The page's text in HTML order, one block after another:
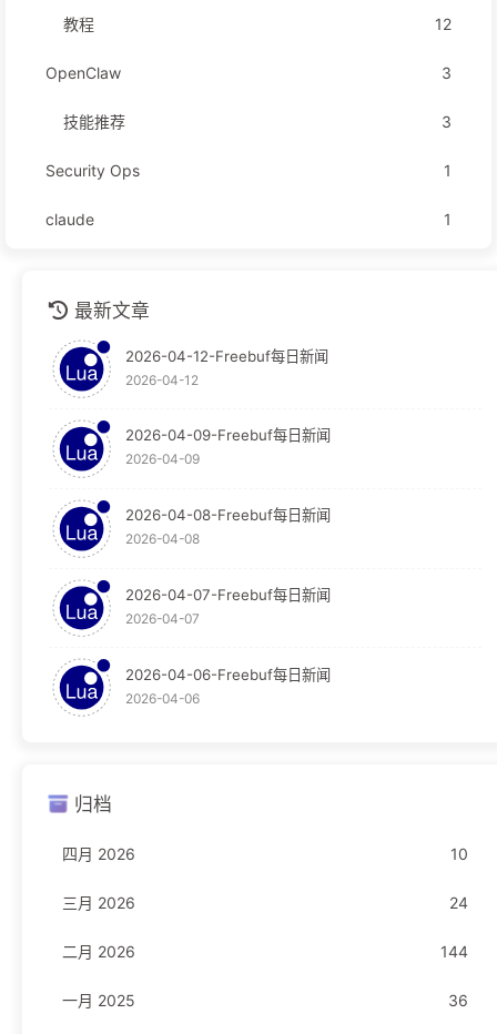
教程 12
OpenClaw 3
技能推荐 3
Security Ops 1
claude 1
安全运营
技术分享
教程
Graylog
Obsidian
OpenResty
WAF
新闻
编程语言
JavaScript
Rust 11
TypeScript 4
网络安全 11
最新文章
2026-04-12-Freebuf每日新闻
2026-04-12
2026-04-09-Freebuf每日新闻
2026-04-09
2026-04-08-Freebuf每日新闻
2026-04-08
2026-04-07-Freebuf每日新闻
2026-04-07
2026-04-06-Freebuf每日新闻
2026-04-06
归档
四月 2026 10
三月 2026 24
二月 2026 144
一月 2025 36